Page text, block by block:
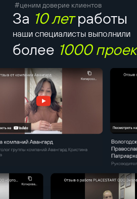
#ценим доверие клиентов
За 10 летработы
наши специалисты выполнили
более 1000